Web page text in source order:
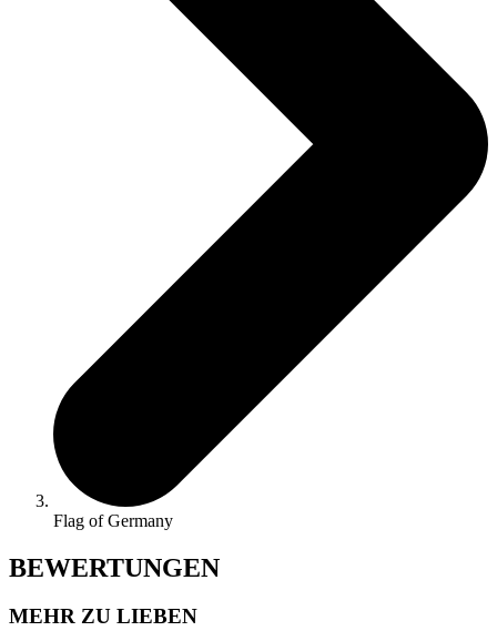
Flag of Germany
BEWERTUNGEN
MEHR ZU LIEBEN